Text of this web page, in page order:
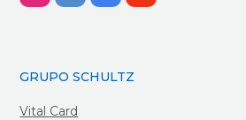
GRUPO SCHULTZ
Vital Card